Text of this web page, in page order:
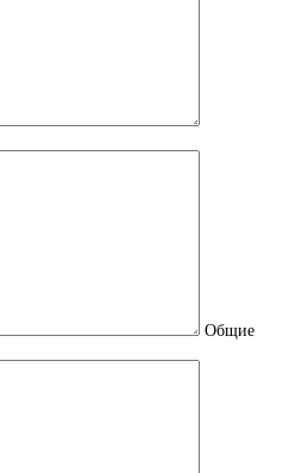
Общие